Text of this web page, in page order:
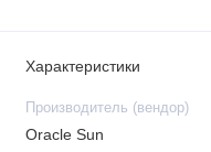
Характеристики
Производитель (вендор)
Oracle Sun